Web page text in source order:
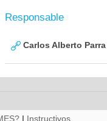
Responsable
Carlos Alberto
| Instructivos